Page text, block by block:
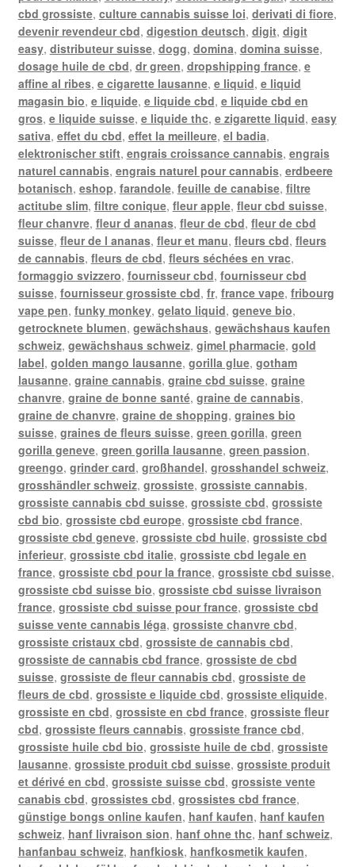
cbd grossiste, culture cannabis suisse loi, derivati di fiore,
devenir revendeur cbd, digestion deutsch, digit, digit
easy, distributeur suisse, dogg, domina, domina suisse,
dosage huile de cbd, dr green, dropshipping france, e
affine al ribes, e cigarette lausanne, e liquid, e liquid
magasin bio, e liquide, e liquide cbd, e liquide cbd en
gros, e liquide suisse, e liquide thc, e zigarette liquid, easy
sativa, effet du cbd, effet la meilleure, el badia,
elektronischer stift, engrais croissance cannabis, engrais
naturel cannabis, engrais naturel pour cannabis, erdbeere
botanisch, eshop, farandole, feuille de canabise, filtre
actitube slim, filtre conique, fleur apple, fleur cbd suisse,
fleur chanvre, fleur d ananas, fleur de cbd, fleur de cbd
suisse, fleur de l ananas, fleur et manu, fleurs cbd, fleurs
de cannabis, fleurs de cbd, fleurs séchées en vrac,
formaggio svizzero, fournisseur cbd, fournisseur cbd
suisse, fournisseur grossiste cbd, fr, france vape, fribourg
vape pen, funky monkey, gelato liquid, geneve bio,
getrocknete blumen, gewächshaus, gewächshaus kaufen
schweiz, gewächshaus schweiz, gimel pharmacie, gold
label, golden mango lausanne, gorilla glue, gotham
lausanne, graine cannabis, graine cbd suisse, graine
chanvre, graine de bonne santé, graine de cannabis,
graine de chanvre, graine de shopping, graines bio
suisse, graines de fleurs suisse, green gorilla, green
gorilla geneve, green gorilla lausanne, green passion,
greengo, grinder card, großhandel, grosshandel schweiz,
grosshändler schweiz, grossiste, grossiste cannabis,
grossiste cannabis cbd suisse, grossiste cbd, grossiste
cbd bio, grossiste cbd europe, grossiste cbd france,
grossiste cbd geneve, grossiste cbd huile, grossiste cbd
inferieur, grossiste cbd italie, grossiste cbd legale en
france, grossiste cbd pour la france, grossiste cbd suisse,
grossiste cbd suisse bio, grossiste cbd suisse livraison
france, grossiste cbd suisse pour france, grossiste cbd
suisse vente cannabis léga, grossiste chanvre cbd,
grossiste cristaux cbd, grossiste de cannabis cbd,
grossiste de cannabis cbd france, grossiste de cbd
suisse, grossiste de fleur cannabis cbd, grossiste de
fleurs de cbd, grossiste e liquide cbd, grossiste eliquide,
grossiste en cbd, grossiste en cbd france, grossiste fleur
cbd, grossiste fleurs cannabis, grossiste france cbd,
grossiste huile cbd bio, grossiste huile de cbd, grossiste
lausanne, grossiste produit cbd suisse, grossiste produit
et dérivé en cbd, grossiste suisse cbd, grossiste vente
canabis cbd, grossistes cbd, grossistes cbd france,
günstige bongs online kaufen, hanf kaufen, hanf kaufen
schweiz, hanf livraison sion, hanf ohne thc, hanf schweiz,
hanfanbau schweiz, hanfkiosk, hanfkosmetik kaufen,